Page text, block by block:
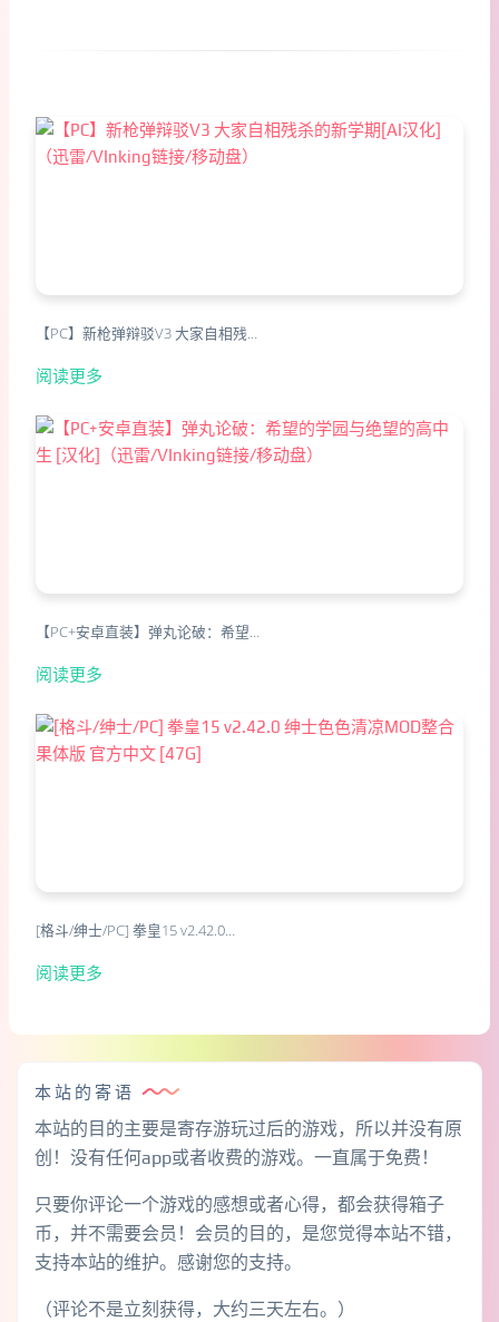
【PC】新枪弹辩驳V3 大家自相残…
阅读更多
【PC+安卓直装】弹丸论破：希望…
阅读更多
[格斗/绅士/PC] 拳皇15 v2.42.0…
阅读更多
本站的寄语
本站的目的主要是寄存游玩过后的游戏，所以并没有原
创！没有任何app或者收费的游戏。一直属于免费！
只要你评论一个游戏的感想或者心得，都会获得箱子
币，并不需要会员！会员的目的，是您觉得本站不错，
支持本站的维护。感谢您的支持。
（评论不是立刻获得，大约三天左右。）